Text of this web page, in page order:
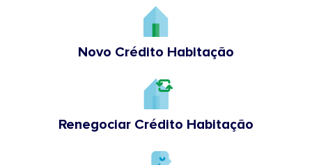
Novo Crédito Habitação
Renegociar Crédito Habitação